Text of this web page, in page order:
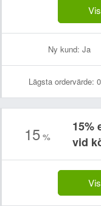
Ny kund: Ja
Lägsta ordervärde:
15 %
15%
vid